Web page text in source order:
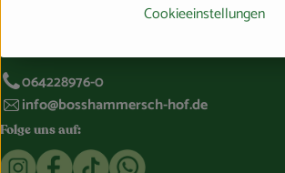
35274 Großseelheim
064228976-0
info@bosshammersch-hof.de
Folge uns auf:
Externer Link zu https://
Externer Link zu https://
Externer Link zu https://
Externer Link zu
Cookieeinstellungen